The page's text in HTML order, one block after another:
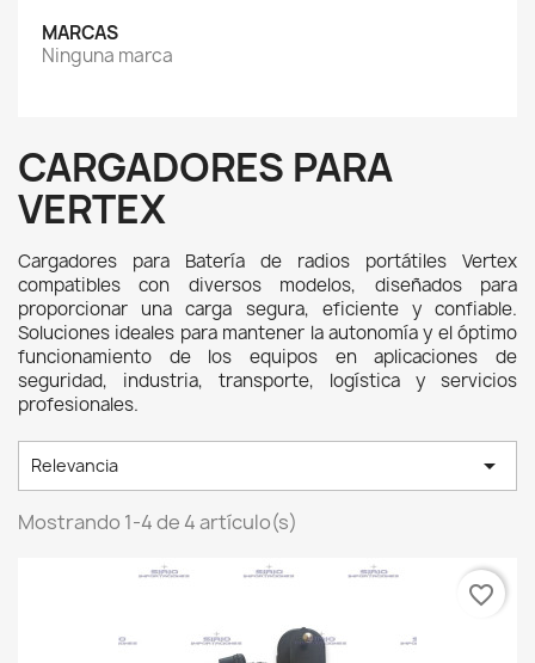
MARCAS
Ninguna marca
CARGADORES PARA
VERTEX
Cargadores para Batería de radios portátiles Vertex
compatibles con diversos modelos, diseñados para
proporcionar una carga segura, eficiente y confiable.
Soluciones ideales para mantener la autonomía y el óptimo
funcionamiento de los equipos en aplicaciones de
seguridad, industria, transporte, logística y servicios
profesionales.
Relevancia 
Mostrando 1-4 de 4 artículo(s)
favorite_border